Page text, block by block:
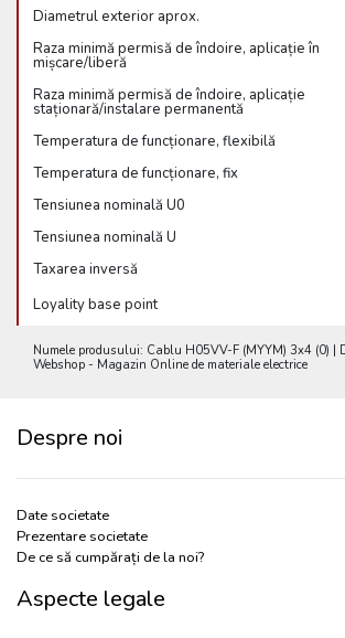
Diametrul exterior aprox.
Raza minimă permisă de îndoire, aplicație în
mișcare/liberă
Raza minimă permisă de îndoire, aplicație
staționară/instalare permanentă
Temperatura de funcționare, flexibilă
Temperatura de funcționare, fix
Tensiunea nominală U0
Tensiunea nominală U
Taxarea inversă
Loyality base point
Numele produsului: Cablu H05VV-F (MYYM) 3x4 (0) |
Webshop - Magazin Online de materiale electrice
Despre noi
Date societate
Prezentare societate
De ce să cumpărați de la noi?
Aspecte legale